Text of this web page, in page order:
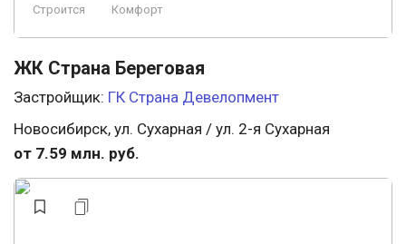
Строится Комфорт
ЖК Страна Береговая
Застройщик: ГК Страна Девелопмент
Новосибирск, ул. Сухарная / ул. 2-я Сухарная
от 7.59 млн. руб.